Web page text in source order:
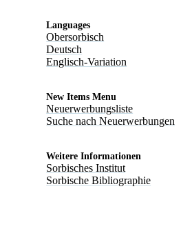
Languages
Obersorbisch
Deutsch
Englisch-Variation
New Items Menu
Neuerwerbungsliste
Suche nach Neuerwerbungen
Weitere Informationen
Sorbisches Institut
Sorbische Bibliographie